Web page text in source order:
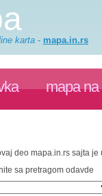
karta - mapa.in.rs
mapa na
deo mapa.in.rs sajta
sa pretragom odavde